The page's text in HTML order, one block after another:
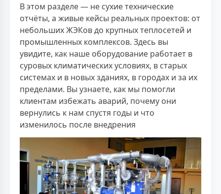
В этом разделе — не сухие технические
отчёты, а живые кейсы реальных проектов: от
небольших ЖЭКов до крупных теплосетей и
промышленных комплексов. Здесь вы
увидите, как наше оборудование работает в
суровых климатических условиях, в старых
системах и в новых зданиях, в городах и за их
пределами. Вы узнаете, как мы помогли
клиентам избежать аварий, почему они
вернулись к нам спустя годы и что
изменилось после внедрения